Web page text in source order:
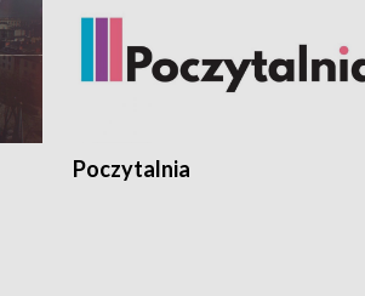
Poczytalnia